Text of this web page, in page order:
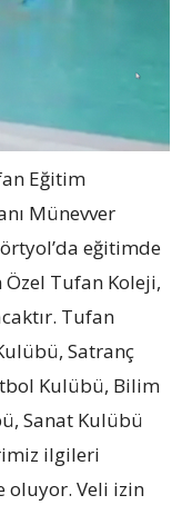
Eğitim
Münevver
eğitimde
Özel Tufan Koleji,
Tufan
Satranç
Kulübü, Bilim
Sanat Kulübü
ilgileri
Veli izin